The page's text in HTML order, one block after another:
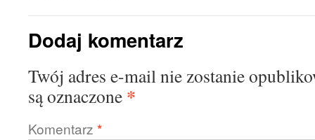
Dodaj komentarz
Twój adres e-mail nie zostanie
są oznaczone *
Komentarz *